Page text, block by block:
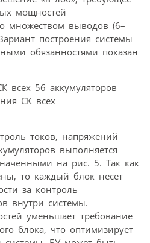
мощностей
множеством выводов (6–
построения системы
обязанностями показан
СК всех
токов, напряжений
выполняется
на рис. 5. Так как
то каждый блок несет
за контроль
внутри системы.
уменьшает требование
блока, что оптимизирует